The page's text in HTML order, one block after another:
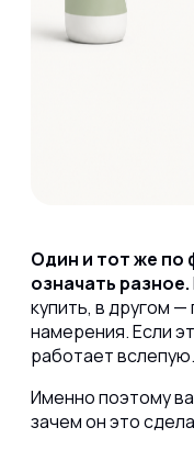
Один и тот же по
означать разное.
купить, в другом
намерения. Если
работает вслепую.
Именно поэтому
зачем он это